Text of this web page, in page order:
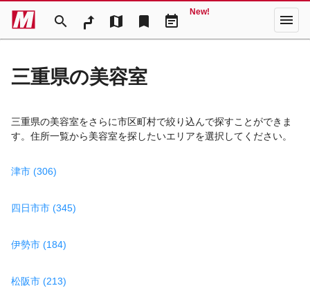
search map bookmark event_note
New! menu
三重県の美容室
三重県の美容室をさらに市区町村で絞り込んで探すことができま
す。住所一覧から美容室を探したいエリアを選択してください。
津市 (306)
四日市市 (345)
伊勢市 (184)
松阪市 (213)